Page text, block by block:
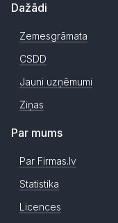
Dažādi
Zemesgrāmata
CSDD
Jauni uzņēmumi
Ziņas
Par mums
Par Firmas.lv
Statistika
Licences